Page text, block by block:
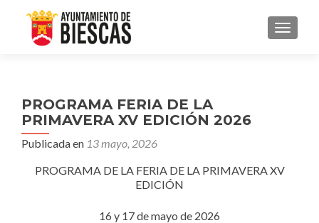
PROGRAMA FERIA DE LA
PRIMAVERA XV EDICIÓN 2026
Publicada en 13 mayo, 2026
PROGRAMA DE LA FERIA DE LA PRIMAVERA XV
EDICIÓN
16 y 17 de mayo de 2026